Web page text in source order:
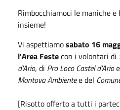
Rimbocchiamoci le maniche
insieme!
Vi aspettiamosabato 16
l'Area Festecon i volontari di
d'Ario, di Pro Loco Castel d'Ario
Mantova Ambientee del
[Risotto offerto a tutti i